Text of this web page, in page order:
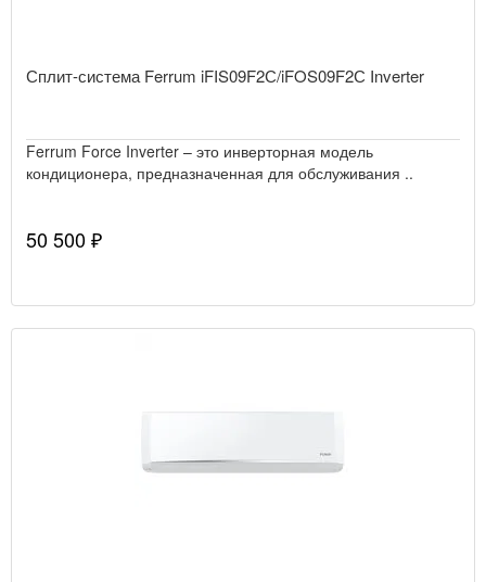
Сплит-система Ferrum iFIS09F2С/iFOS09F2С Inverter
Ferrum Force Inverter – это инверторная модель
кондиционера, предназначенная для обслуживания ..
50 500 ₽